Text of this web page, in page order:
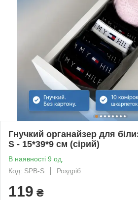
Гнучкий органайзер для
S - 15*39*9 см (сірий)
В наявності 9 од.
Код: SPB-S
Роздріб
119 ₴